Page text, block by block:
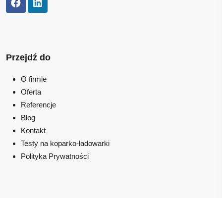
Przejdź do
O firmie
Oferta
Referencje
Blog
Kontakt
Testy na koparko-ładowarki
Polityka Prywatności